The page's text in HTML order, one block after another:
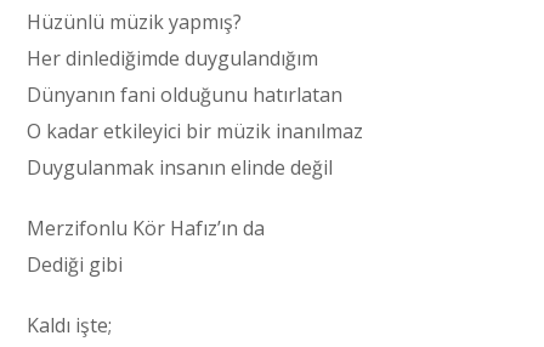
Hüzünlü müzik yapmış?
Her dinlediğimde duygulandığım
Dünyanın fani olduğunu hatırlatan
O kadar etkileyici bir müzik inanılmaz
Duygulanmak insanın elinde değil
Merzifonlu Kör Hafız’ın da
Dediği gibi
Kaldı işte;